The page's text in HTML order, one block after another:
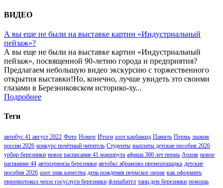
ВИДЕО
А вы еще не были на выставке картин «Индустриальный
пейзаж»?
А вы еще не были на выставке картин «Индустриальный
пейзаж», посвященной 90-летию города и предприятия?
Предлагаем небольшую видео экскурсию с торжественного
открытия выставки!Но, конечно, лучше увидеть это своими
глазами в Березниковском историко-ху...
Подробнее
Теги
автобус 41 август 2022 Фото Номер Итоги азот карбамид Память Пермь лыжня
россии 2026 конкурс почётный читатель Студенты выплаты детские пособия 2026
урбир березники новое расписание 41 маршрута афиша 300 лет пермь Архив новое
распиание 44 автосервисы березники автобкс абрамово промплощадка детские
пособия 2026 азот знак качества день рождения пермског окрая как оформить
европротокол черзе госуслуги березники флешбаттл танц дем березники помощь